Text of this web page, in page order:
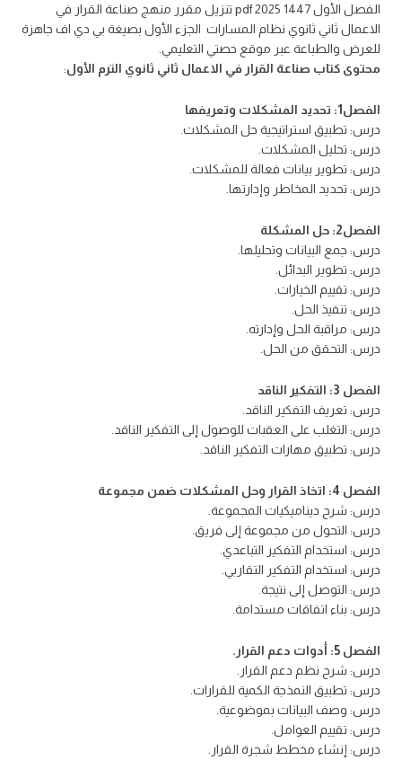
الفصل الأول 1447 2025 pdf تنزيل مقرر منهج صناعة القرار في
الاعمال ثاني ثانوي نظام المسارات الجزء الأول بصيغة بي دي اف جاهزة
للعرض والطباعة عبر موقع حصتي التعليمي.
محتوى كتاب صناعة القرار في الاعمال ثاني ثانوي الترم الأول:
الفصل1: تحديد المشكلات وتعريفها
درس: تطبيق استراتيجية حل المشكلات.
درس: تحليل المشكلات.
درس: تطوير بيانات فعالة للمشكلات.
درس: تحديد المخاطر وإدارتها.
الفصل2: حل المشكلة
درس: جمع البيانات وتحليلها.
درس: تطوير البدائل.
درس: تقييم الخيارات.
درس: تنفيذ الحل.
درس: مراقبة الحل وإدارته.
درس: التحقق من الحل.
الفصل 3: التفكير الناقد
درس: تعريف التفكير الناقد.
درس: التغلب على العقبات للوصول إلى التفكير الناقد.
درس: تطبيق مهارات التفكير الناقد.
الفصل 4: اتخاذ القرار وحل المشكلات ضمن مجموعة
درس: شرح ديناميكيات المجموعة.
درس: التحول من مجموعة إلى فريق.
درس: استخدام التفكير التباعدي.
درس: استخدام التفكير التقاربي.
درس: التوصل إلى نتيجة.
درس: بناء اتفاقات مستدامة.
الفصل 5: أدوات دعم القرار.
درس: شرح نظم دعم القرار.
درس: تطبيق النمذجة الكمية للقرارات.
درس: وصف البيانات بموضوعية.
درس: تقييم العوامل.
درس: إنشاء مخطط شجرة القرار.